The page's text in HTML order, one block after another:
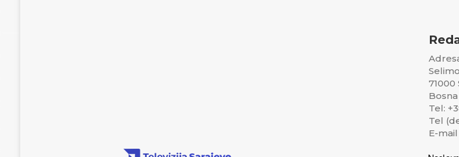
71000
Tel:
Tel
E-